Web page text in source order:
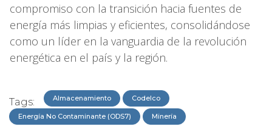
compromiso con la transición hacia fuentes de
energía más limpias y eficientes, consolidándose
como un líder en la vanguardia de la revolución
energética en el país y la región.
Tags: Almacenamiento Codelco
Energía No Contaminante (ODS7) Minería